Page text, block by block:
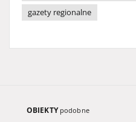
gazety regionalne
OBIEKTY podobne